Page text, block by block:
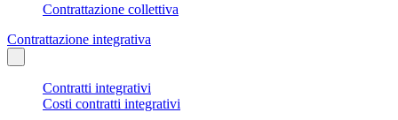
Contrattazione collettiva
Contrattazione integrativa
Contratti integrativi
Costi contratti integrativi